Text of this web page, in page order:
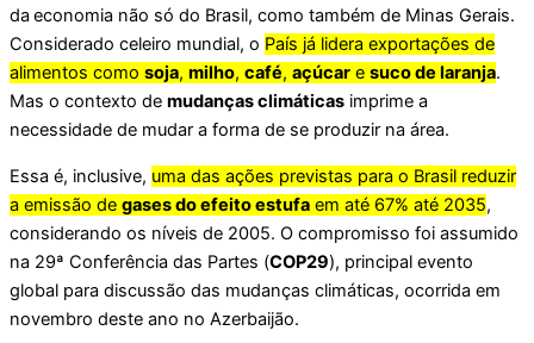
da economia não só do Brasil, como também de Minas Gerais.
Considerado celeiro mundial, o País já lidera exportações de
alimentos como soja, milho, café, açúcar e suco de laranja.
Mas o contexto de mudanças climáticas imprime a
necessidade de mudar a forma de se produzir na área.
Essa é, inclusive, uma das ações previstas para o Brasil reduzir
a emissão de gases do efeito estufa em até 67% até 2035,
considerando os níveis de 2005. O compromisso foi assumido
na 29ª Conferência das Partes (COP29), principal evento
global para discussão das mudanças climáticas, ocorrida em
novembro deste ano no Azerbaijão.